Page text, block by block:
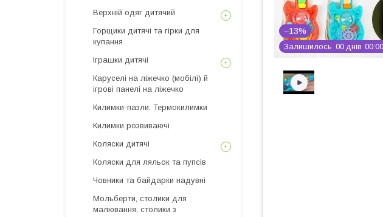
–13%
Залишилось 00 днів 00 00
Верхній одяг дитячий
Горщики дитячі та гірки для
купання
Іграшки дитячі
Каруселі на ліжечко (мобілі) й
ігрові панелі на ліжечко
Килимки-пазли. Термокилимки
Килимки розвиваючі
Коляски дитячі
Коляски для ляльок та пупсів
Човники та байдарки надувні
Мольберти, столики для
малювання, столики з